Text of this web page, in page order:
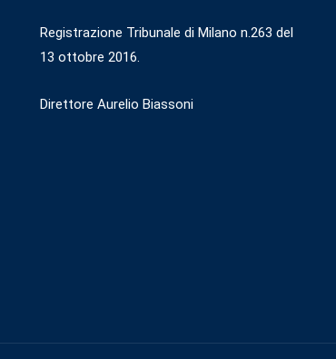
Registrazione Tribunale di Milano n.263 del
13 ottobre 2016.
Direttore Aurelio Biassoni